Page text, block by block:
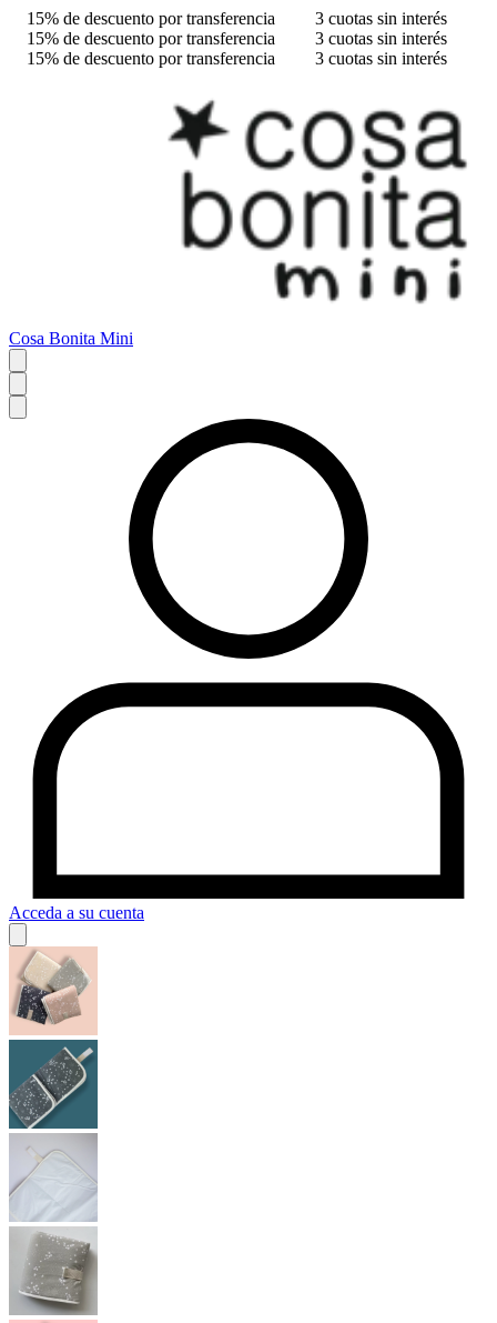
15% de descuento por transferencia
3 cuotas sin interés
15% de descuento por transferencia
3 cuotas sin interés
15% de descuento por transferencia
3 cuotas sin interés
Cosa Bonita Mini
Acceda a su cuenta